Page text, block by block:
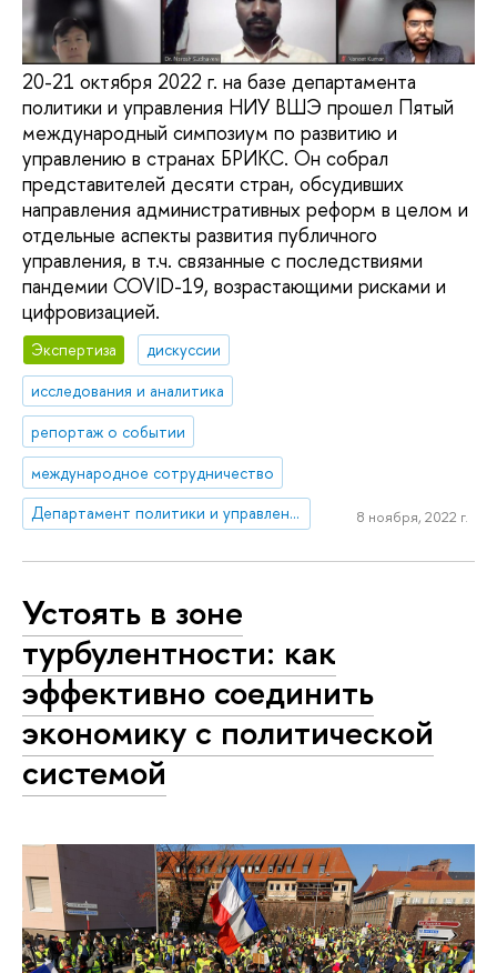
20-21 октября 2022 г. на базе департамента
политики и управления НИУ ВШЭ прошел Пятый
международный симпозиум по развитию и
управлению в странах БРИКС. Он собрал
представителей десяти стран, обсудивших
направления административных реформ в целом и
отдельные аспекты развития публичного
управления, в т.ч. связанные с последствиями
пандемии COVID-19, возрастающими рисками и
цифровизацией.
Экспертиза
дискуссии
исследования и аналитика
репортаж о событии
международное сотрудничество
Департамент политики и управления
8 ноября, 2022 г.
Устоять в зоне
турбулентности: как
эффективно соединить
экономику с политической
системой